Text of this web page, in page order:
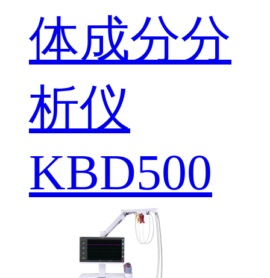
体成分分
析仪
KBD500